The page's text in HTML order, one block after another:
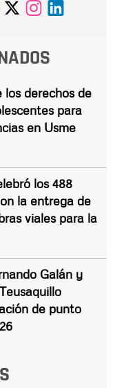
derechos de
para
en Usme
los 488
la entrega de
viales para la
Galán y
de punto